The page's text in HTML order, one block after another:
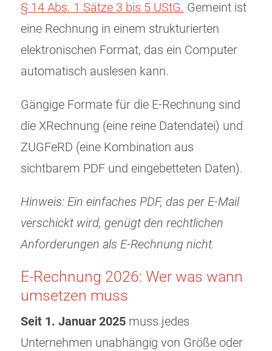
§ 14 Abs. 1 Sätze 3 bis 5 UStG. Gemeint ist
eine Rechnung in einem strukturierten
elektronischen Format, das ein Computer
automatisch auslesen kann.
Gängige Formate für die E-Rechnung sind
die XRechnung (eine reine Datendatei) und
ZUGFeRD (eine Kombination aus
sichtbarem PDF und eingebetteten Daten).
Hinweis: Ein einfaches PDF, das per E-Mail
verschickt wird, genügt den rechtlichen
Anforderungen als E-Rechnung nicht.
E-Rechnung 2026: Wer was wann
umsetzen muss
Seit 1. Januar 2025 muss jedes
Unternehmen unabhängig von Größe oder